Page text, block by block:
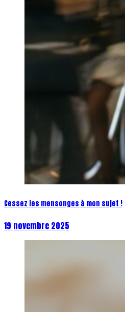
Cessez les mensonges à mon sujet !
19 novembre 2025